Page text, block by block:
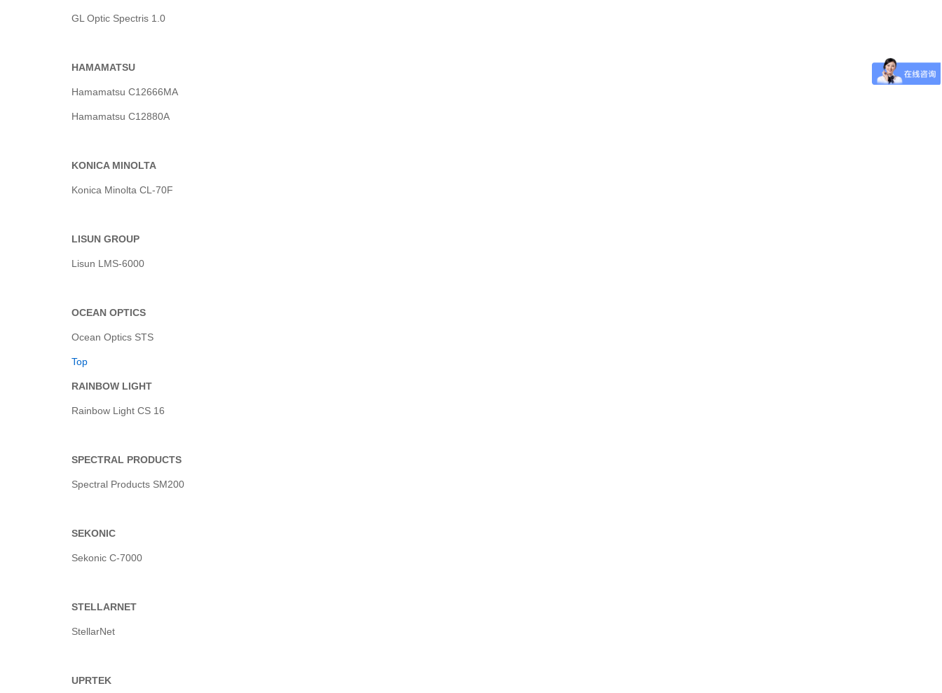
GL Optic Spectris 1.0
HAMAMATSU
Hamamatsu C12666MA
Hamamatsu C12880A
KONICA MINOLTA
Konica Minolta CL-70F
LISUN GROUP
Lisun LMS-6000
OCEAN OPTICS
Ocean Optics STS
Top
RAINBOW LIGHT
Rainbow Light CS 16
SPECTRAL PRODUCTS
Spectral Products SM200
SEKONIC
Sekonic C-7000
STELLARNET
StellarNet
UPRTEK